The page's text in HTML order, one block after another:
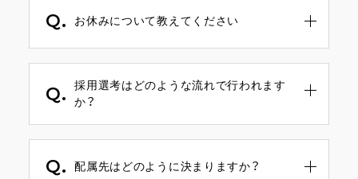
Q. お休みについて教えてください
A.
ッフもいます。
Q.
採用選考はどのような流れで行われます
か？
A.
となります。
Q. 配属先はどのように決まりますか？